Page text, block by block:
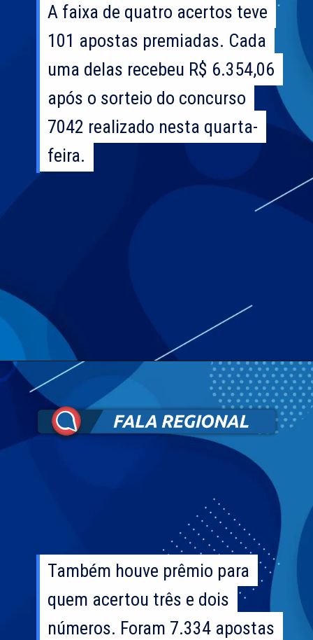
A faixa de quatro acertos teve
101 apostas premiadas. Cada
uma delas recebeu R$ 6.354,06
após o sorteio do concurso
7042 realizado nesta quarta-
feira.
A faixa de quatro acertos teve
101 apostas premiadas. Cada
uma delas recebeu R$ 6.354,06
após o sorteio do concurso
7042 realizado nesta quarta-
feira.
Também houve prêmio para
quem acertou três e dois
números. Foram 7.334 apostas
Também houve prêmio para
quem acertou três e dois
números. Foram 7.334 apostas